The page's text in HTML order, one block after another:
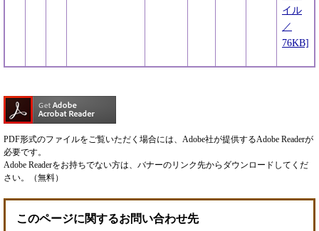
イル
／
76KB]
PDF形式のファイルをご覧いただく場合には、Adobe社が提供するAdobe Readerが
必要です。
Adobe Readerをお持ちでない方は、バナーのリンク先からダウンロードしてくだ
さい。（無料）
このページに関するお問い合わせ先